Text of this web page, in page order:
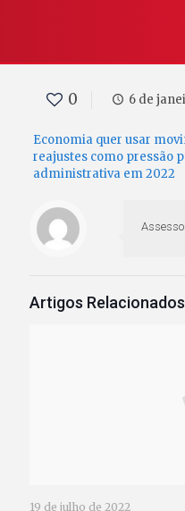
0 6 de
Economia quer usar
reajustes como pressão
administrativa em 2022
Artigos Relacionados
19 de julho de 2022